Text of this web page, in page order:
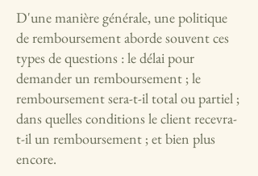
D'une manière générale, une politique
de remboursement aborde souvent ces
types de questions : le délai pour
demander un remboursement ; le
remboursement sera-t-il total ou partiel ;
dans quelles conditions le client recevra-
t-il un remboursement ; et bien plus
encore.